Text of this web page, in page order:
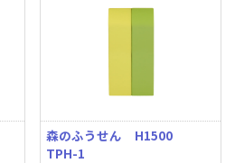
森のふうせん H1500
TPH-1